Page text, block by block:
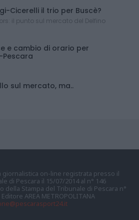
Cicerelli il trio per Buscè?
il punto sul mercato del Delfino
e cambio di orario per
sul mercato, ma..
giornalistica on-line registrata presso il
di Pescara il 15/07/2014 al n° 146
della Stampa del Tribunale di Pescara n°
AREA METROPOLITANA